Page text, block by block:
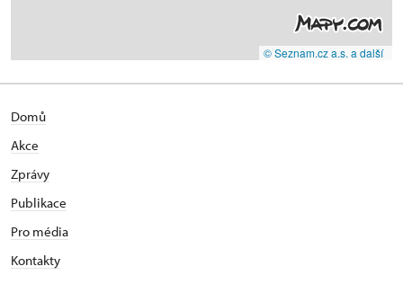
© Seznam.cz a.s. a další
Domů
Akce
Zprávy
Publikace
Pro média
Kontakty